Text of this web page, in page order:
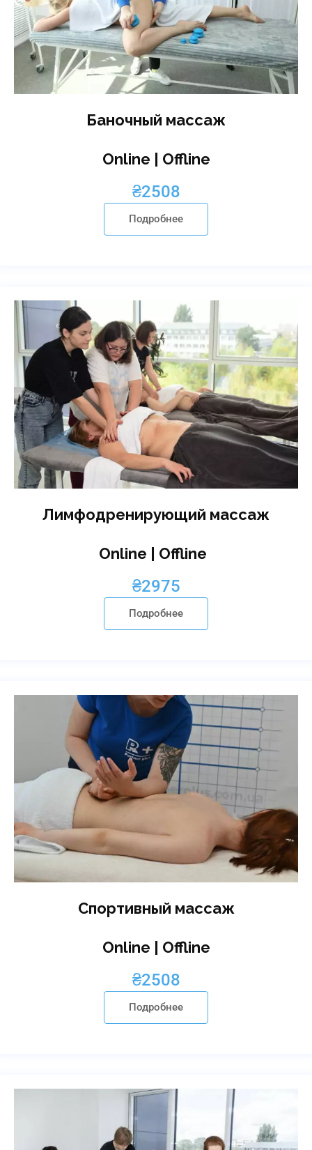
Баночный массаж
Online | Offline
₴2508
Подробнее
Лимфодренирующий массаж
Online | Offline
₴2975
Подробнее
Спортивный массаж
Online | Offline
₴2508
Подробнее